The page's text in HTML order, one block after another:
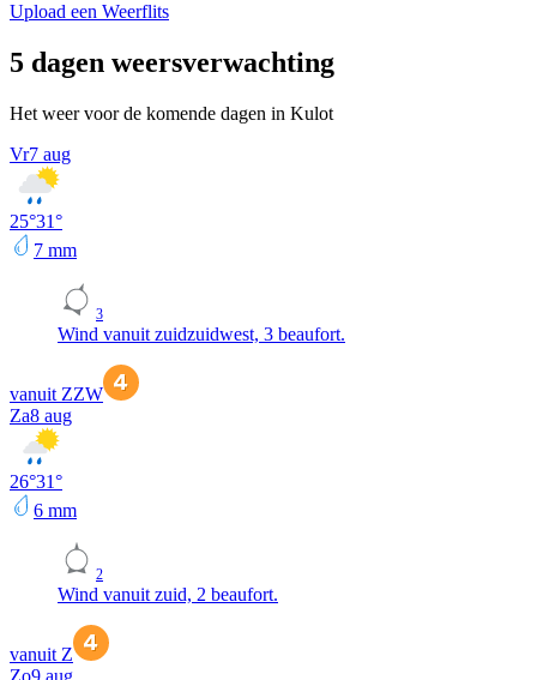
Upload een Weerflits
5 dagen weersverwachting
Het weer voor de komende dagen in Kulot
Vr7 aug
25°31°
7 mm
3
Wind vanuit zuidzuidwest, 3 beaufort.
vanuit ZZW
Za8 aug
26°31°
6 mm
2
Wind vanuit zuid, 2 beaufort.
vanuit Z